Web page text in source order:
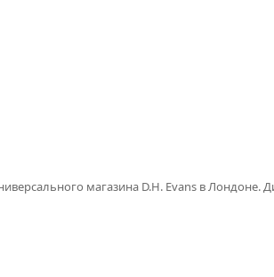
магазина D.H. Evans в Лондоне.